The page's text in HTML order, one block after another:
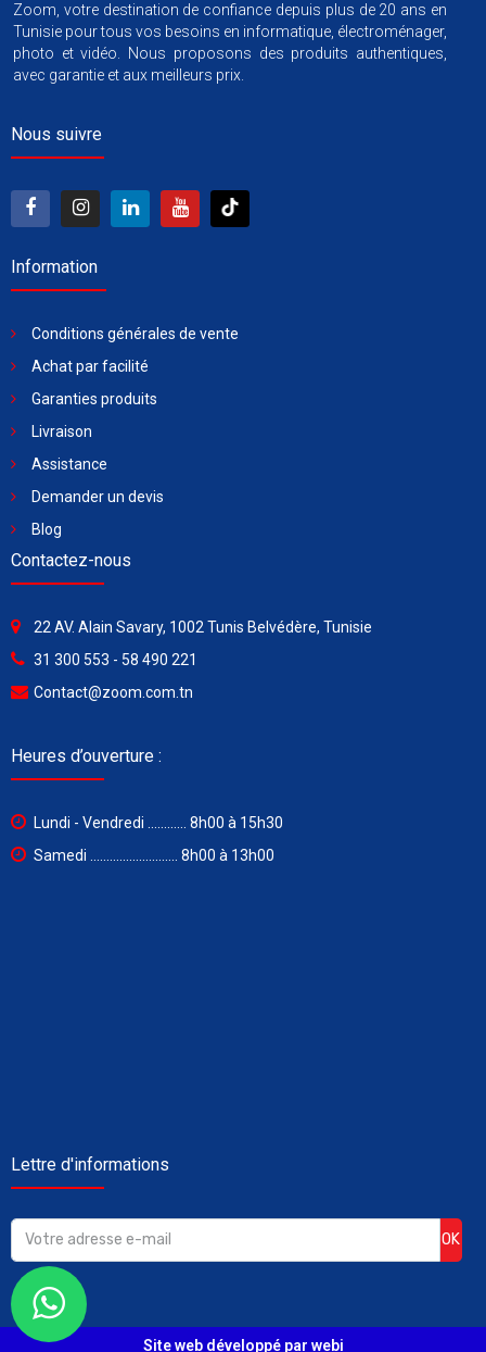
Zoom, votre destination de confiance depuis plus de 20 ans en
Tunisie pour tous vos besoins en informatique, électroménager,
photo et vidéo. Nous proposons des produits authentiques,
avec garantie et aux meilleurs prix.
Nous suivre
Information
Conditions générales de vente
Achat par facilité
Garanties produits
Livraison
Assistance
Demander un devis
Blog
Contactez-nous
22 AV. Alain Savary, 1002 Tunis Belvédère, Tunisie
31 300 553 - 58 490 221
Contact@zoom.com.tn
Heures d’ouverture :
Lundi - Vendredi ............ 8h00 à 15h30
Samedi ........................... 8h00 à 13h00
Lettre d'informations
OK
Site web développé par webi